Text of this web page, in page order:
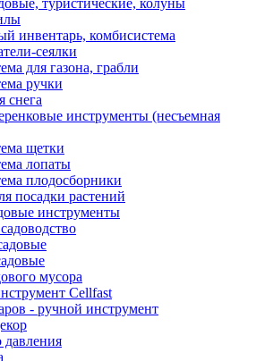
туристические, колуны
инвентарь, комбисистема
сеялки
для газона, грабли
ручки
снега
инструменты (несъемная
щетки
лопаты
плодосборники
посадки растений
инструменты
мусора
Cellfast
- ручной инструмент